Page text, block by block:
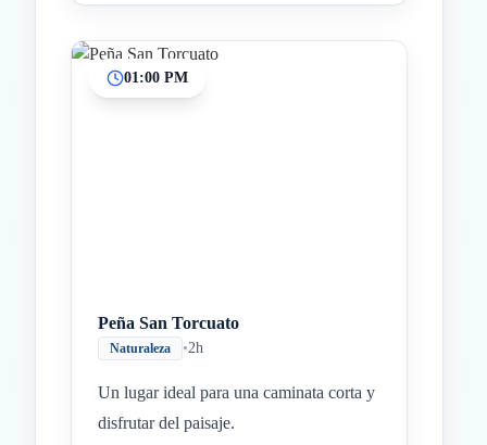
01:00 PM
Peña San Torcuato
Naturaleza •2h
Un lugar ideal para una caminata corta y
disfrutar del paisaje.